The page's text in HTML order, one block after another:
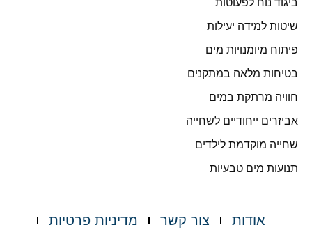
שיטות למידה יעילות
פיתוח מיומנויות מים
בטיחות מלאה במתקנים
חוויה מרתקת במים
אביזרים ייחודיים לשחייה
שחייה מוקדמת לילדים
תנועות מים טבעיות
אודות צור קשר
מדיניות פרטיות